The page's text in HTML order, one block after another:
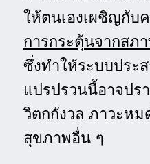
ให้ตนเองเผชิญกับ
การกระตุ้นจากสภ
ซึ่งทำให้ระบบประ
แปรปรวนนี้อาจปร
วิตกกังวล ภาวะห
สุขภาพอื่น ๆ